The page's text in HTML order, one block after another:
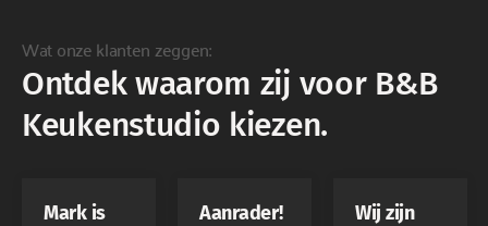
Wat onze klanten zeggen:
Ontdek waarom zij voor B&B
Keukenstudio kiezen.
Mark is
Aanrader!
Wij zijn